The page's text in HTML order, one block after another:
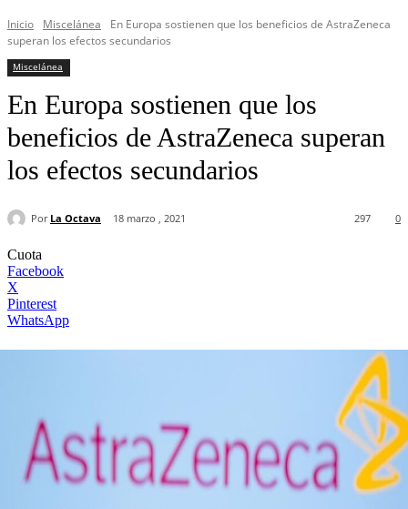
Inicio Miscelánea
En Europa sostienen que los beneficios de AstraZeneca
superan los efectos secundarios
Miscelánea
En Europa sostienen que los
beneficios de AstraZeneca superan
los efectos secundarios
Por La Octava 18 marzo , 2021 0
297
Cuota
Facebook
X
Pinterest
WhatsApp